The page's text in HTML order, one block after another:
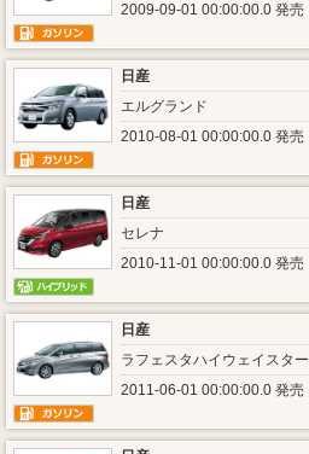
2009-09-01 00:00:00.0 発売
日産
エルグランド
2010-08-01 00:00:00.0 発売
日産
セレナ
2010-11-01 00:00:00.0 発売
日産
ラフェスタハイウェイスター
2011-06-01 00:00:00.0 発売